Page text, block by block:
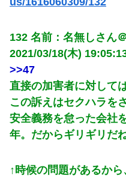
132 名前：名無しさん
2021/03/18(木)
>>47
直接の加害者に対して
この訴えはセクハラを
安全義務を怠った会社
年。だからギリギリだ
↑時候の問題があるか